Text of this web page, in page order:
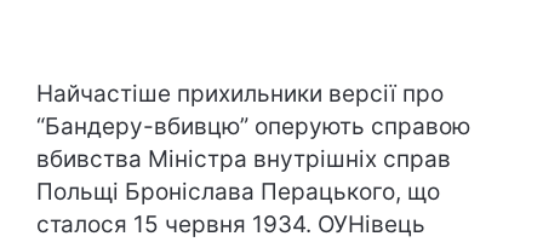
Найчастіше прихильники версії про
“Бандеру-вбивцю” оперують справою
вбивства Міністра внутрішніх справ
Польщі Броніслава Перацького, що
сталося 15 червня 1934. ОУНівець